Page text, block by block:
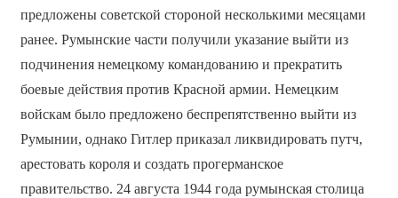
предложены советской стороной несколькими месяцами
ранее. Румынские части получили указание выйти из
подчинения немецкому командованию и прекратить
боевые действия против Красной армии. Немецким
войскам было предложено беспрепятственно выйти из
Румынии, однако Гитлер приказал ликвидировать путч,
арестовать короля и создать прогерманское
правительство. 24 августа 1944 года румынская столица